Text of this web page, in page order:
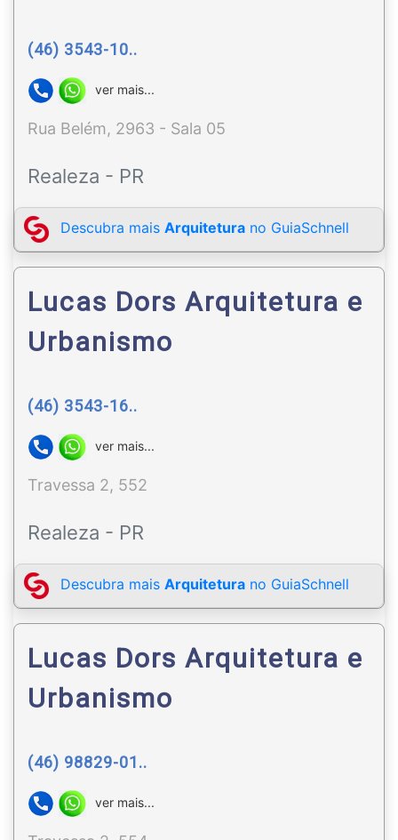
(46) 3543-10..
ver mais...
Rua Belém, 2963 - Sala 05
Realeza - PR
Descubra mais Arquitetura no GuiaSchnell
Lucas Dors Arquitetura e
Urbanismo
(46) 3543-16..
ver mais...
Travessa 2, 552
Realeza - PR
Descubra mais Arquitetura no GuiaSchnell
Lucas Dors Arquitetura e
Urbanismo
(46) 98829-01..
ver mais...